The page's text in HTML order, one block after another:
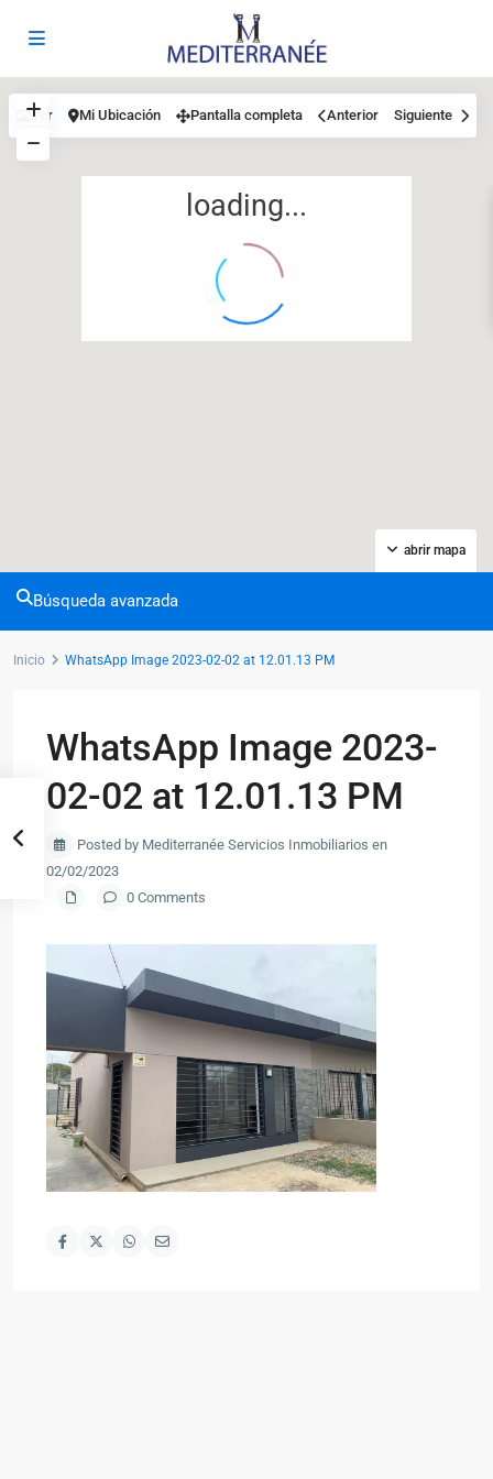
12
loading...
abrir mapa
Ver Mi Ubicación Pantalla completa Anterior Siguiente
Búsqueda avanzada
Inicio WhatsApp Image 2023-02-02 at 12.01.13 PM
WhatsApp Image 2023-
02-02 at 12.01.13 PM
Posted by Mediterranée Servicios Inmobiliarios en
02/02/2023
0 Comments